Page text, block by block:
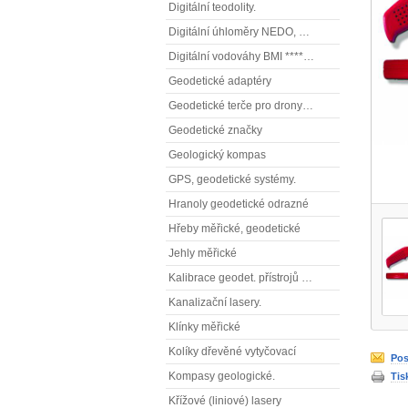
Digitální teodolity.
Digitální úhloměry NEDO, NESTLE (elektronické úhloměry)
Digitální vodováhy BMI **** (elektronické vodováhy)
Geodetické adaptéry
Geodetické terče pro drony ( reflexní terčíky, štítky, terče pro fotogrammetrii)
Geodetické značky
Geologický kompas
GPS, geodetické systémy.
Hranoly geodetické odrazné
Hřeby měřické, geodetické
Jehly měřické
Kalibrace geodet. přístrojů a příslušenství.
Kanalizační lasery.
Klínky měřické
Kolíky dřevěné vytyčovací
Kompasy geologické.
Křížové (liniové) lasery